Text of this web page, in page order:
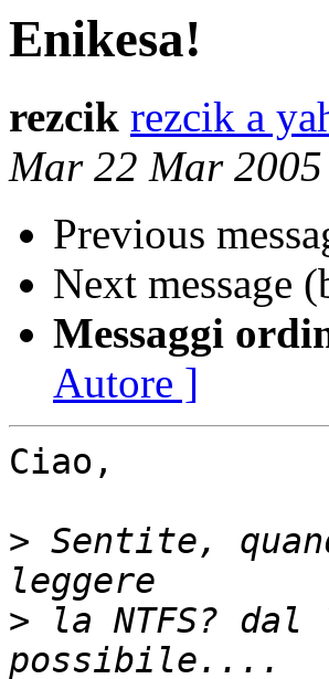
Enikesa!
rezcik rezcik a
Mar 22 Mar
Previous
Next message
Messaggi
Autore ]
Ciao,
> Sentite,
> la NTFS?